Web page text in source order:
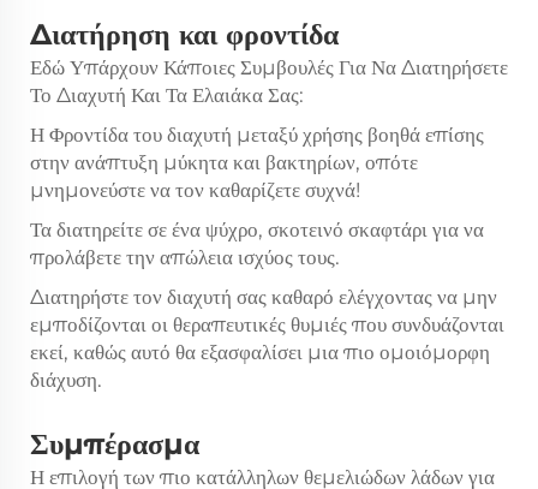
Διατήρηση και φροντίδα
Εδώ Υπάρχουν Κάποιες Συμβουλές Για Να Διατηρήσετε
Το Διαχυτή Και Τα Ελαιάκα Σας:
Η Φροντίδα του διαχυτή μεταξύ χρήσης βοηθά επίσης
στην ανάπτυξη μύκητα και βακτηρίων, οπότε
μνημονεύστε να τον καθαρίζετε συχνά!
Τα διατηρείτε σε ένα ψύχρο, σκοτεινό σκαφτάρι για να
προλάβετε την απώλεια ισχύος τους.
Διατηρήστε τον διαχυτή σας καθαρό ελέγχοντας να μην
εμποδίζονται οι θεραπευτικές θυμιές που συνδυάζονται
εκεί, καθώς αυτό θα εξασφαλίσει μια πιο ομοιόμορφη
διάχυση.
Συμπέρασμα
Η επιλογή των πιο κατάλληλων θεμελιώδων λάδων για